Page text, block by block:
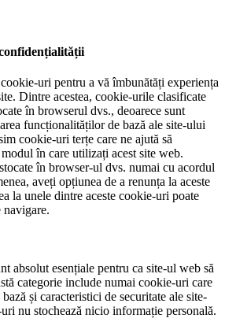
uri pentru a vă îmbunătăți experiența
Dintre acestea, cookie-urile clasificate
în browserul dvs., deoarece sunt
funcționalităților de bază ale site-ului
cookie-uri terțe care ne ajută să
în care utilizați acest site web.
în browser-ul dvs. numai cu acordul
aveți opțiunea de a renunța la aceste
la unele dintre aceste cookie-uri poate
navigare.
absolut esențiale pentru ca site-ul web să
categorie include numai cookie-uri care
și caracteristici de securitate ale site-
nu stochează nicio informație personală.